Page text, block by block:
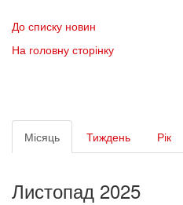
До списку новин
На головну сторінку
Первинні
вкладки
Місяць (активна
вкладка)
Тиждень Рік
Листопад 2025